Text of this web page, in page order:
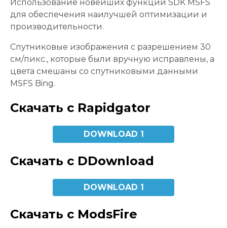
Использование новейших функций SDK MSFS
для обеспечения наилучшей оптимизации и
производительности.
Спутниковые изображения с разрешением 30
см/пикс., которые были вручную исправлены, а
цвета смешаны со спутниковыми данными
MSFS Bing.
Скачать с Rapidgator
DOWNLOAD 1
Скачать с DDownload
DOWNLOAD 1
Скачать с ModsFire